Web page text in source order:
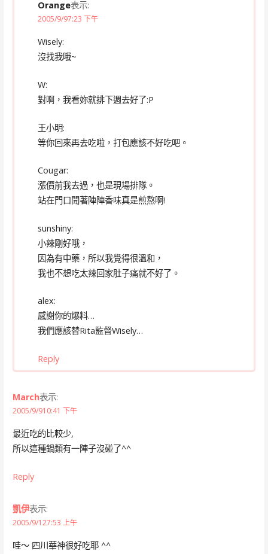
Orange表示:
2005/9/97:23 下午
Wisely:
沒找我哦~
W:
對啊，我看妳就排下週去好了:P
王小明:
等你回來再去吃啦，打包應該不好吃吧。
Cougar:
漲價前我去過，也是現場排隊。
站在門口聞著陣陣香味真是煎熬啊!
sunshiny:
小辣剛好哦，
因為有中藥，所以我覺得很溫和，
我也不想吃太辣回家肚子痛就不好了。
alex:
感謝你的爆料…
我們應該替Rita監督Wisely…
Reply
March表示:
2005/9/910:41 下午
最近吃的比較少,
所以這種鍋類有一陣子沒碰了^^
Reply
凱伊表示:
2005/9/127:53 上午
哇～ 四川華神很好吃耶 ^^